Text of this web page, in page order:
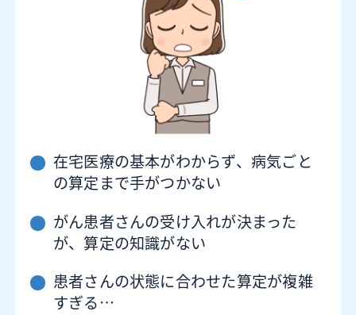
在宅医療の基本がわからず、病気ごと
の算定まで手がつかない
がん患者さんの受け入れが決まった
が、算定の知識がない
患者さんの状態に合わせた算定が複雑
すぎる…